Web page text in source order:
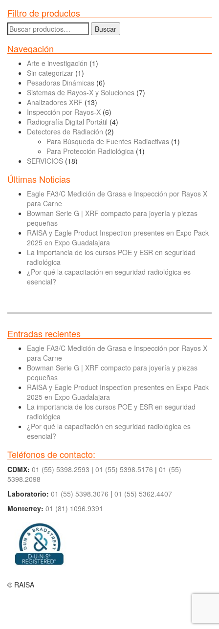
Filtro de productos
Buscar
por:
Buscar
Navegación
Arte e investigación (1)
Sin categorizar (1)
Pesadoras Dinámicas (6)
Sistemas de Rayos-X y Soluciones (7)
Analizadores XRF (13)
Inspección por Rayos-X (6)
Radiografía Digital Portátil (4)
Detectores de Radiación (2)
Para Búsqueda de Fuentes Radiactivas (1)
Para Protección Radiológica (1)
SERVICIOS (18)
Últimas Noticias
Eagle FA3/C Medición de Grasa e Inspección por Rayos X
para Carne
Bowman Serie G | XRF compacto para joyería y piezas
pequeñas
RAISA y Eagle Product Inspection presentes en Expo Pack
2025 en Expo Guadalajara
La importancia de los cursos POE y ESR en seguridad
radiológica
¿Por qué la capacitación en seguridad radiológica es
esencial?
Entradas recientes
Eagle FA3/C Medición de Grasa e Inspección por Rayos X
para Carne
Bowman Serie G | XRF compacto para joyería y piezas
pequeñas
RAISA y Eagle Product Inspection presentes en Expo Pack
2025 en Expo Guadalajara
La importancia de los cursos POE y ESR en seguridad
radiológica
¿Por qué la capacitación en seguridad radiológica es
esencial?
Teléfonos de contacto:
CDMX: 01 (55) 5398.2593 | 01 (55) 5398.5176 | 01 (55)
5398.2098
Laboratorio: 01 (55) 5398.3076 | 01 (55) 5362.4407
Monterrey: 01 (81) 1096.9391
© RAISA